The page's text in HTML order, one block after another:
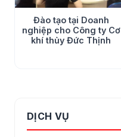
Đào tạo tại Doanh
nghiệp cho Công ty Cơ
khí thủy Đức Thịnh
DỊCH VỤ